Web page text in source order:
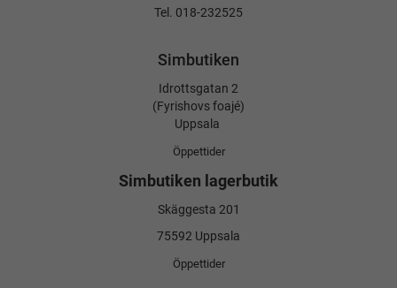
Tel. 018-232525
Simbutiken
Idrottsgatan 2
(Fyrishovs foajé)
Uppsala
Öppettider
Simbutiken lagerbutik
Skäggesta 201
75592 Uppsala
Öppettider